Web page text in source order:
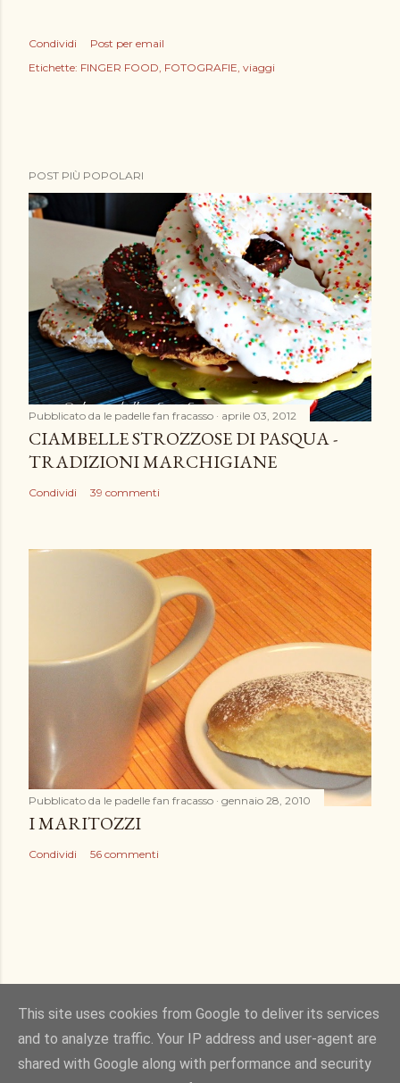
Condividi
Post per email
Etichette: FINGER FOOD FOTOGRAFIE viaggi
POST PIÙ POPOLARI
Pubblicato da le padelle fan fracasso aprile 03, 2012
CIAMBELLE STROZZOSE DI PASQUA -
TRADIZIONI MARCHIGIANE
Condividi 39 commenti
Pubblicato da le padelle fan fracasso gennaio 28, 2010
I MARITOZZI
Condividi 56 commenti
Powered by Blogger
This site uses cookies from Google to deliver its services
and to analyze traffic. Your IP address and user-agent are
shared with Google along with performance and security